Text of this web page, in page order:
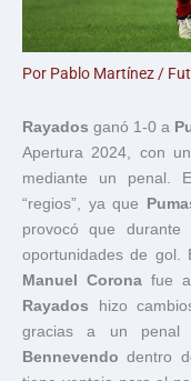
Por Pablo Martínez /
Rayadosganó 1-0 a
Apertura 2024, con
mediante un penal.
“regios”, ya que
provocó que
oportunidades de gol.
Manuel Corona fue
Rayados
hizo
gracias a un
Bennevendodentro